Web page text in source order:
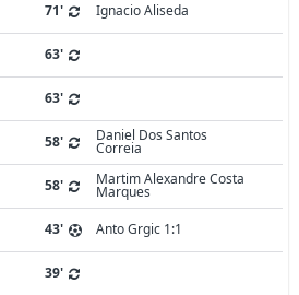
71' Ignacio Aliseda
63'
63'
58' Daniel Dos Santos
Correia
58'
Martim Alexandre Costa
Marques
43'
Anto Grgic 1:1
39'